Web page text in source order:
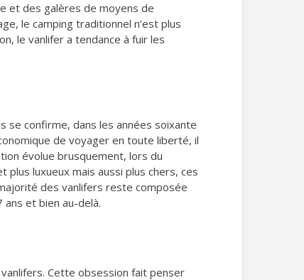
et des galères de moyens de
le camping traditionnel n’est plus
le vanlifer a tendance à fuir les
se confirme, dans les années soixante
de voyager en toute liberté, il
évolue brusquement, lors du
plus luxueux mais aussi plus chers, ces
des vanlifers reste composée
et bien au-delà.
Cette obsession fait penser